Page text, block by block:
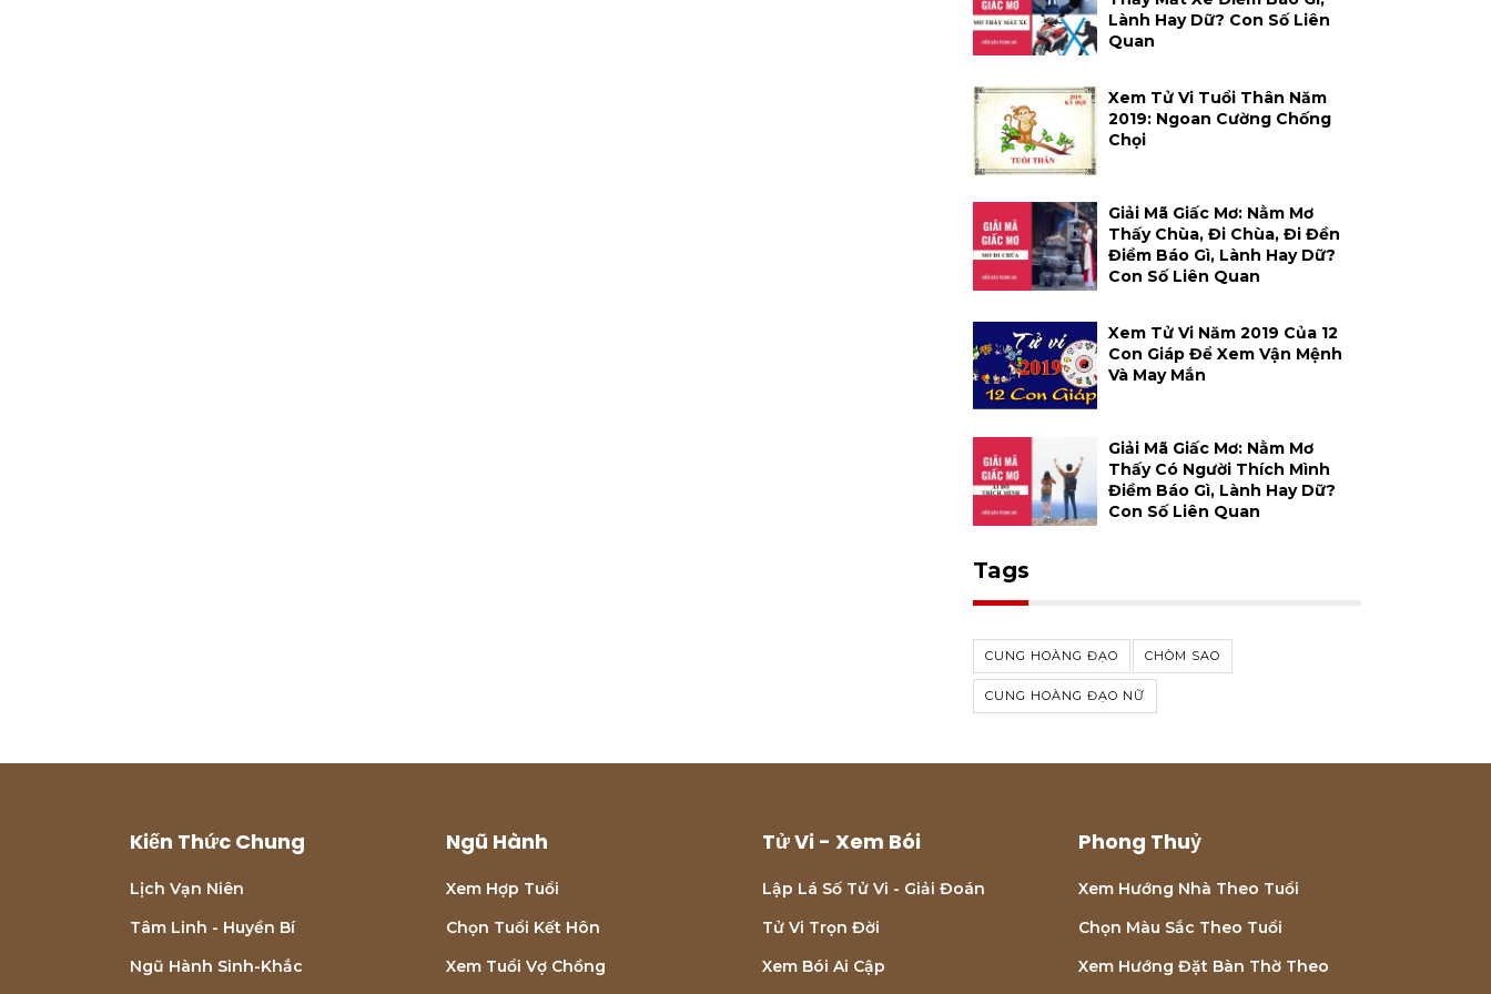
Lành Hay Dữ? Con Số Liên
Quan
Xem Tử Vi Tuổi Thân Năm
2019: Ngoan Cường Chống
Chọi
Giải Mã Giấc Mơ: Nằm Mơ
Thấy Chùa, Đi Chùa, Đi Đền
Điềm Báo Gì, Lành Hay Dữ?
Con Số Liên Quan
Xem Tử Vi Năm 2019 Của 12
Con Giáp Để Xem Vận Mệnh
Và May Mắn
Giải Mã Giấc Mơ: Nằm Mơ
Thấy Có Người Thích Mình
Điềm Báo Gì, Lành Hay Dữ?
Con Số Liên Quan
Tags
CUNG HOÀNG ĐẠO CHÒM SAO
CUNG HOÀNG ĐẠO NỮ
Kiến Thức Chung
Lịch Vạn Niên
Tâm Linh - Huyền Bí
Ngũ Hành Sinh-Khắc
Ngũ Hành
Xem Hợp Tuổi
Chọn Tuổi Kết Hôn
Xem Tuổi Vợ Chồng
Tử Vi - Xem Bói
Lập Lá Số Tử Vi - Giải Đoán
Tử Vi Trọn Đời
Xem Bói Ai Cập
Phong Thuỷ
Xem Hướng Nhà Theo Tuổi
Chọn Màu Sắc Theo Tuổi
Xem Hướng Đặt Bàn Thờ Theo